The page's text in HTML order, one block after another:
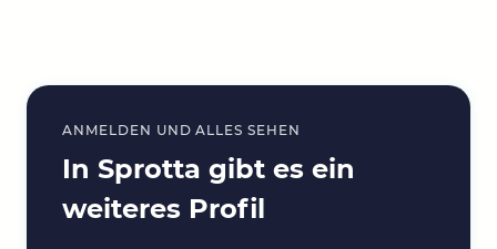
ANMELDEN UND ALLES SEHEN
In Sprotta gibt es ein
weiteres Profil